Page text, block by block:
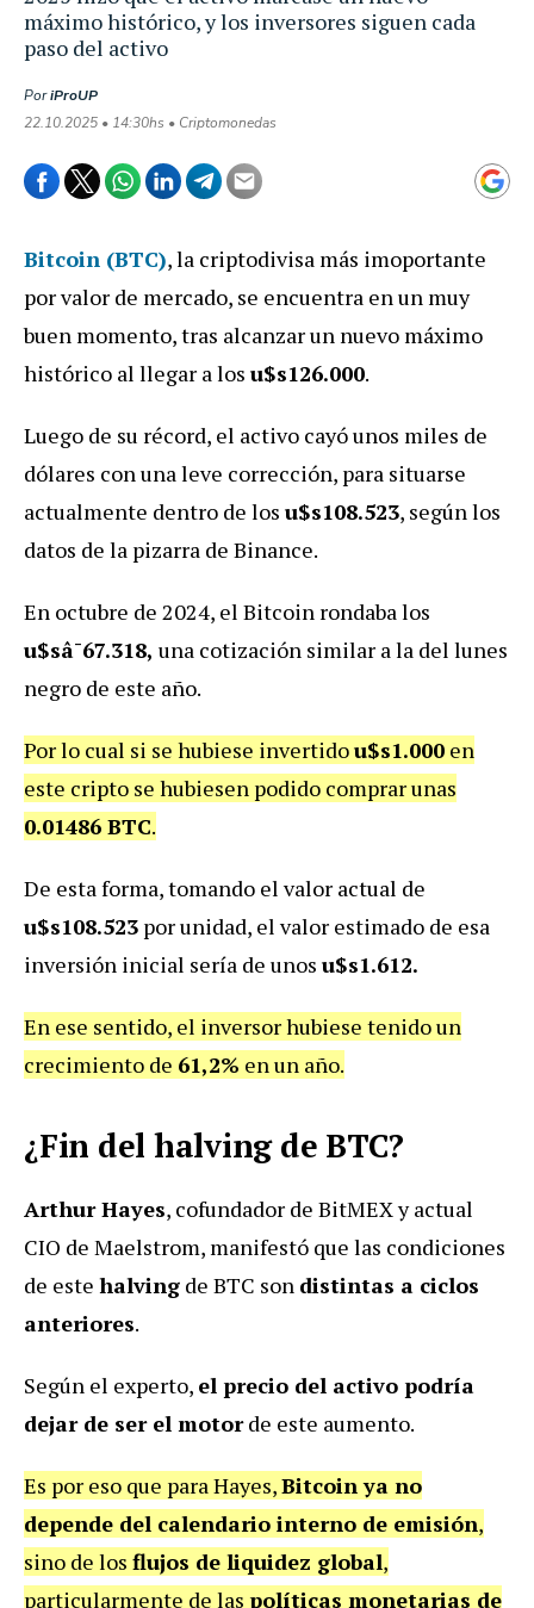
máximo histórico, y los inversores siguen cada
paso del activo
PoriProUP
22.10.2025 • 14:30hs • Criptomonedas
Bitcoin (BTC), la criptodivisa más imoportante
por valor de mercado, se encuentra en un muy
buen momento, tras alcanzar un nuevo máximo
histórico al llegar a los u$s126.000.
Luego de su récord, el activo cayó unos miles de
dólares con una leve corrección, para situarse
actualmente dentro de los u$s108.523, según los
datos de la pizarra de Binance.
En octubre de 2024, el Bitcoin rondaba los
u$sâ¯67.318, una cotización similar a la del lunes
negro de este año.
Por lo cual si se hubiese invertidou$s1.000 en
este cripto se hubiesen podido comprar unas
0.01486 BTC.
De esta forma, tomando el valor actual de
u$s108.523 por unidad, el valor estimado de esa
inversión inicial sería de unos u$s1.612.
En ese sentido, el inversor hubiese tenido un
crecimiento de 61,2% en un año.
¿Fin del halving de BTC?
Arthur Hayes, cofundador de BitMEX y actual
CIO de Maelstrom, manifestó que las condiciones
de este halving de BTC son distintas a ciclos
anteriores.
Según el experto, el precio del activo podría
dejar de ser el motorde este aumento.
Es por eso que para Hayes,Bitcoin ya no
depende del calendario interno de emisión,
sino de los flujos de liquidez global,
particularmente de las políticas monetarias de